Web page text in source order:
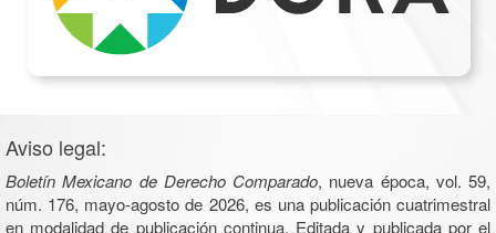
Aviso legal:
Boletín Mexicano de Derecho Comparado, nueva época, vol. 59,
núm. 176, mayo-agosto de 2026, es una publicación cuatrimestral
en modalidad de publicación continua. Editada y publicada por el